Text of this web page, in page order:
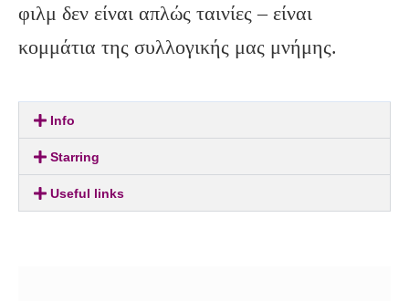
φιλμ δεν είναι απλώς ταινίες – είναι
κομμάτια της συλλογικής μας μνήμης.
Info
Starring
Useful links